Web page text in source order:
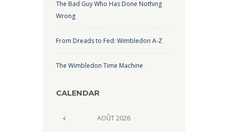
The Bad Guy Who Has Done Nothing
Wrong
From Dreads to Fed: Wimbledon A-Z
The Wimbledon Time Machine
CALENDAR
AOÛT2026